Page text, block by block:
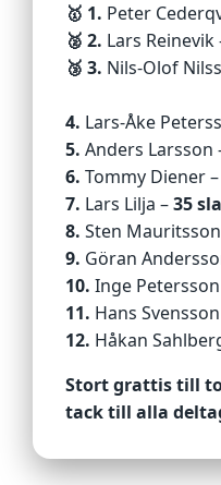
🥇 1. Peter
🥈 2. Lars Reinevik
🥉 3. Nils‑Olof
4. Lars‑Åke
5. Anders Larsson
6. Tommy Diener –
7. Lars Lilja –35
8. Sten
9. Göran
10. Inge
11. Hans
12. Håkan
Stort grattis till
tack till alla